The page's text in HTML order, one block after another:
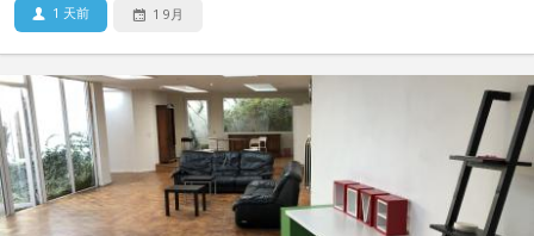
1 天前 1 9月
KL 13927
3éme étage d'une maison entièrement occupée par des
étudiants. Toitures et façade arrière isolée. chambre de 15 m2
meublée (cadre de lit 1 personne, étagère, garde robe, bureau,
chaise de bureau). Lavabo avec eau chaude, eau froide dans
chaque chambre. Cuisine équipée au même étage : taque...